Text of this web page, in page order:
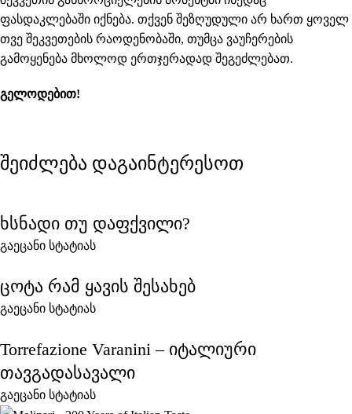
ფასდაკლებაში იქნება. თქვენ შეზღუდული არ ხართ ყოველ
თვე შეკვეთების რაოდენობაში, თუმცა ვაუჩერების
გამოყენება მხოლოდ ერთჯერადად შეგეძლებათ.
გელოდებით!
შეიძლება დაგაინტერესოთ
ხსნადი თუ დაფქვილი?
გაეცანი სტატიას
ცოტა რამ ყავის შესახებ
გაეცანი სტატიას
Torrefazione Varanini – იტალიური
თავგადასავალი
გაეცანი სტატიას